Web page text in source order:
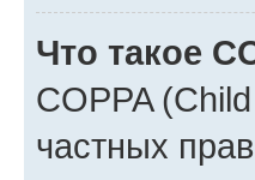
Что такое
COPPA
частных